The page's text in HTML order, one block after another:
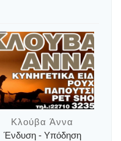
Κλούβα Άννα
Ένδυση - Υπόδηση